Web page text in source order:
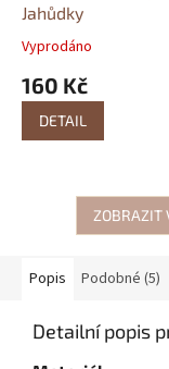
Jahůdky
Vyprodáno
160 Kč
DETAIL
ZOBRAZIT
Popis Podobné (5)
Detailní popis